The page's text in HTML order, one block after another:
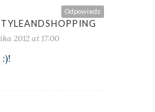
Odpowiedz
2012 at 17:00